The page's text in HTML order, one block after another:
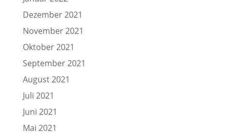
Dezember 2021
November 2021
Oktober 2021
September 2021
August 2021
Juli 2021
Juni 2021
Mai 2021